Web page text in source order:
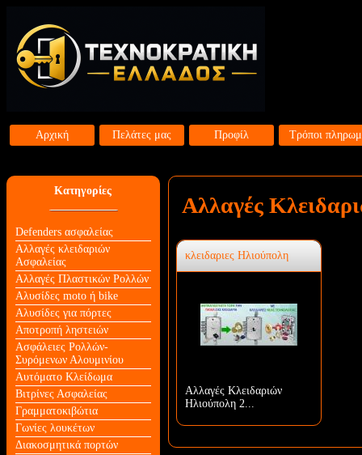
Αρχική Πελάτες μας Προφίλ Τρόποι
Κατηγορίες
Defenders ασφαλείας
Αλλαγές κλειδαριών
Aσφαλείας
Αλλαγές Πλαστικών Ρολλών
Αλυσίδες moto ή bike
Αλυσίδες για πόρτες
Αποτροπή ληστειών
Ασφάλειες Ρολλών-
Συρόμενων Αλουμινίου
Αυτόματο Κλείδωμα
Βιτρίνες Ασφαλείας
Γραμματοκιβώτια
Γωνίες λουκέτων
Διακοσμητικά πορτών
Αλλαγές
κλειδαριες Ηλιούπολη
Αλλαγές Κλειδαριών
Ηλιούπολη 2...